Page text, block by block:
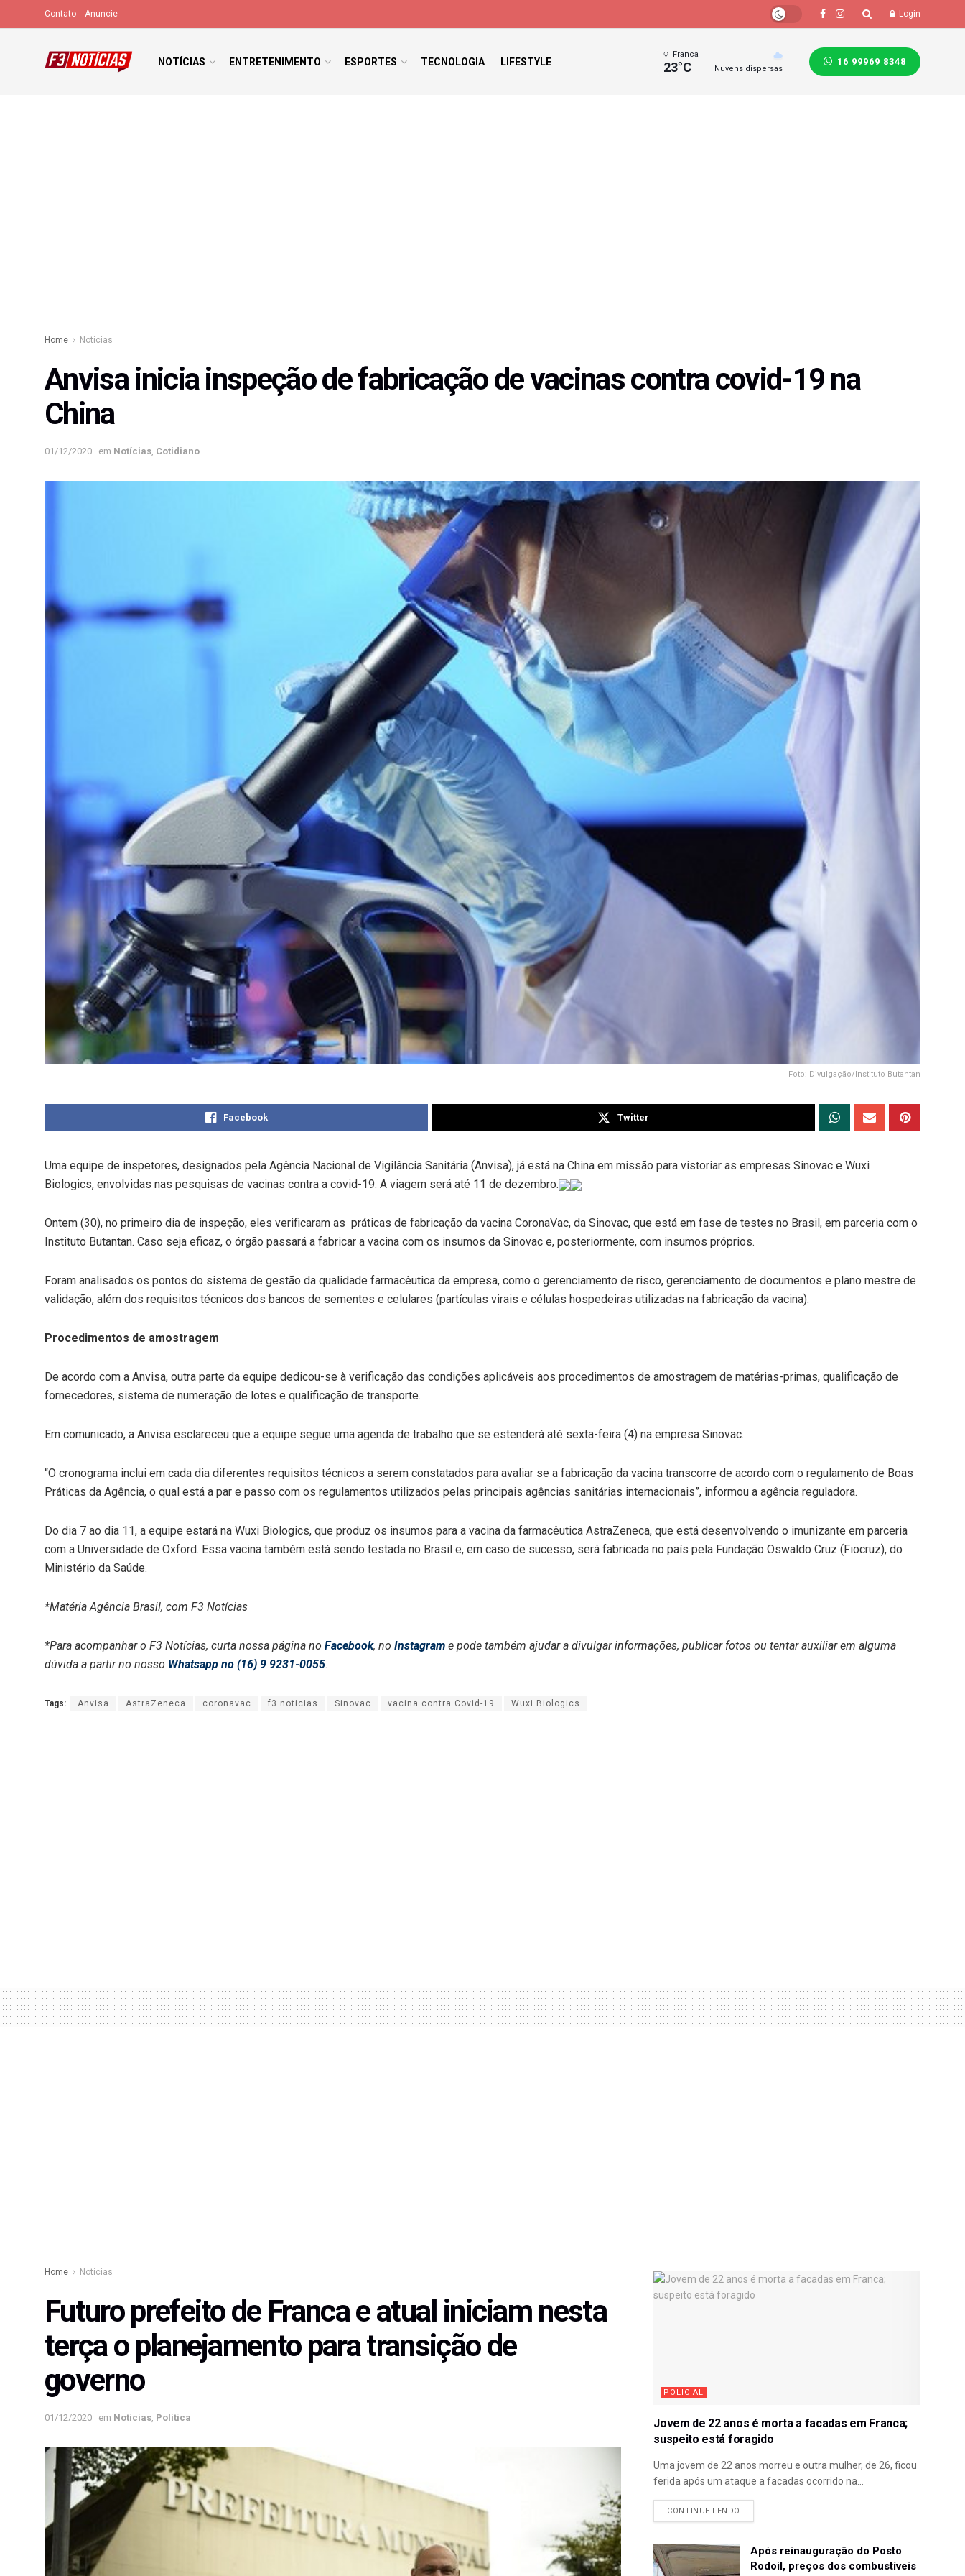
Contato Anuncie Login
NOTÍCIAS ENTRETENIMENTO ESPORTES TECNOLOGIA LIFESTYLE
Franca
23°C Nuvens dispersas
16 99969 8348
Home Notícias
Anvisa inicia inspeção de fabricação de vacinas contra covid-19 na
China
01/12/2020 em Notícias Cotidiano
Foto: Divulgação/Instituto Butantan
Facebook Twitter
Uma equipe de inspetores, designados pela Agência Nacional de Vigilância Sanitária (Anvisa), já está na China em missão para vistoriar as empresas Sinovac e Wuxi
Biologics, envolvidas nas pesquisas de vacinas contra a covid-19. A viagem será até 11 de dezembro.
Ontem (30), no primeiro dia de inspeção, eles verificaram as práticas de fabricação da vacina CoronaVac, da Sinovac, que está em fase de testes no Brasil, em parceria com o
Instituto Butantan. Caso seja eficaz, o órgão passará a fabricar a vacina com os insumos da Sinovac e, posteriormente, com insumos próprios.
Foram analisados os pontos do sistema de gestão da qualidade farmacêutica da empresa, como o gerenciamento de risco, gerenciamento de documentos e plano mestre de
validação, além dos requisitos técnicos dos bancos de sementes e celulares (partículas virais e células hospedeiras utilizadas na fabricação da vacina).
Procedimentos de amostragem
De acordo com a Anvisa, outra parte da equipe dedicou-se à verificação das condições aplicáveis aos procedimentos de amostragem de matérias-primas, qualificação de
fornecedores, sistema de numeração de lotes e qualificação de transporte.
Em comunicado, a Anvisa esclareceu que a equipe segue uma agenda de trabalho que se estenderá até sexta-feira (4) na empresa Sinovac.
“O cronograma inclui em cada dia diferentes requisitos técnicos a serem constatados para avaliar se a fabricação da vacina transcorre de acordo com o regulamento de Boas
Práticas da Agência, o qual está a par e passo com os regulamentos utilizados pelas principais agências sanitárias internacionais”, informou a agência reguladora.
Do dia 7 ao dia 11, a equipe estará na Wuxi Biologics, que produz os insumos para a vacina da farmacêutica AstraZeneca, que está desenvolvendo o imunizante em parceria
com a Universidade de Oxford. Essa vacina também está sendo testada no Brasil e, em caso de sucesso, será fabricada no país pela Fundação Oswaldo Cruz (Fiocruz), do
Ministério da Saúde.
*Matéria Agência Brasil, com F3 Notícias
*Para acompanhar o F3 Notícias, curta nossa página no Facebook, no Instagram e pode também ajudar a divulgar informações, publicar fotos ou tentar auxiliar em alguma
dúvida a partir no nosso Whatsapp no (16) 9 9231-0055.
Tags: Anvisa AstraZeneca coronavac f3 noticias Sinovac vacina contra Covid-19 Wuxi Biologics
Home Notícias
Futuro prefeito de Franca e atual iniciam nesta
terça o planejamento para transição de
governo
01/12/2020 em Notícias, Política
POLICIAL
Jovem de 22 anos é morta a facadas em Franca;
suspeito está foragido
Uma jovem de 22 anos morreu e outra mulher, de 26, ficou
ferida após um ataque a facadas ocorrido na...
CONTINUE LENDO
Após reinauguração do Posto
Rodoil, preços dos combustíveis